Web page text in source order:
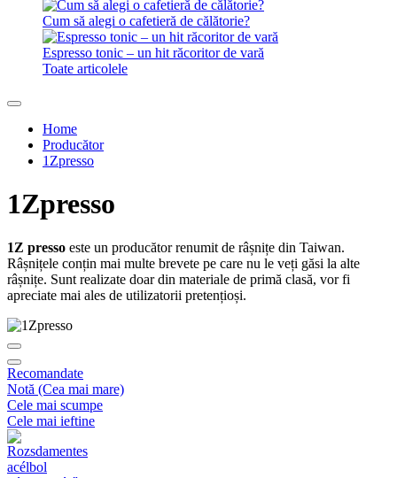
Cum să alegi o cafetieră de călătorie?
Espresso tonic – un hit răcoritor de vară
Toate articolele
Home
Producător
1Zpresso
1Zpresso
1Z presso este un producător renumit de râșnițe din Taiwan.
Râșnițele conțin mai multe brevete pe care nu le veți găsi la alte
râșnițe. Sunt realizate doar din materiale de primă clasă, vor fi
apreciate mai ales de utilizatorii pretențioși.
Recomandate
Notă (Cea mai mare)
Cele mai scumpe
Cele mai ieftine